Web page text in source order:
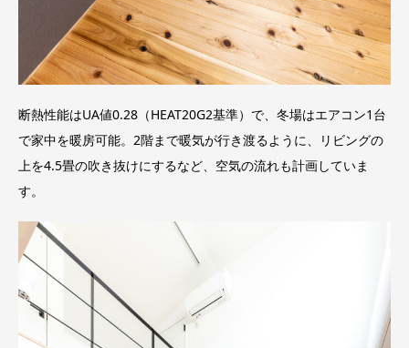
断熱性能はUA値0.28（HEAT20G2基準）で、冬場はエアコン1台
で家中を暖房可能。2階まで暖気が行き渡るように、リビングの
上を4.5畳の吹き抜けにするなど、空気の流れも計画していま
す。